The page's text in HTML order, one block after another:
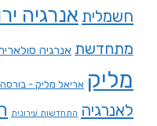
חשמלית אנרגיה
מתחדשת אנרגיה
מליק אריאל מליק - בורסה
לאנרגיה התחדשות עירונית